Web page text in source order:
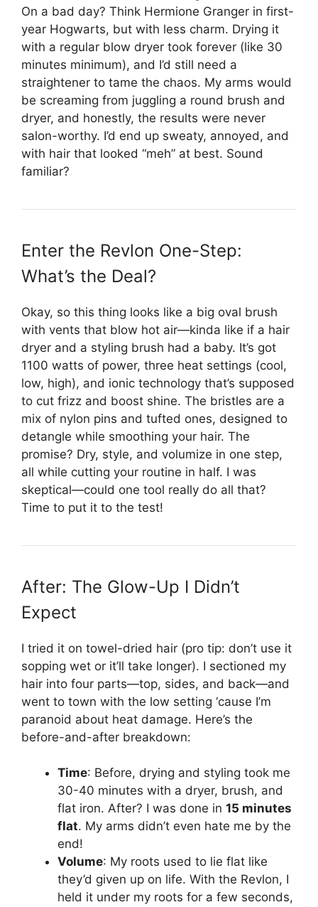
On a bad day? Think Hermione Granger in first-
year Hogwarts, but with less charm. Drying it
with a regular blow dryer took forever (like 30
minutes minimum), and I’d still need a
straightener to tame the chaos. My arms would
be screaming from juggling a round brush and
dryer, and honestly, the results were never
salon-worthy. I’d end up sweaty, annoyed, and
with hair that looked “meh” at best. Sound
familiar?
Enter the Revlon One-Step:
What’s the Deal?
Okay, so this thing looks like a big oval brush
with vents that blow hot air—kinda like if a hair
dryer and a styling brush had a baby. It’s got
1100 watts of power, three heat settings (cool,
low, high), and ionic technology that’s supposed
to cut frizz and boost shine. The bristles are a
mix of nylon pins and tufted ones, designed to
detangle while smoothing your hair. The
promise? Dry, style, and volumize in one step,
all while cutting your routine in half. I was
skeptical—could one tool really do all that?
Time to put it to the test!
After: The Glow-Up I Didn’t
Expect
I tried it on towel-dried hair (pro tip: don’t use it
sopping wet or it’ll take longer). I sectioned my
hair into four parts—top, sides, and back—and
went to town with the low setting ‘cause I’m
paranoid about heat damage. Here’s the
before-and-after breakdown:
Time: Before, drying and styling took me
30-40 minutes with a dryer, brush, and
flat iron. After? I was done in 15 minutes
flat. My arms didn’t even hate me by the
end!
Volume: My roots used to lie flat like
they’d given up on life. With the Revlon, I
held it under my roots for a few seconds,